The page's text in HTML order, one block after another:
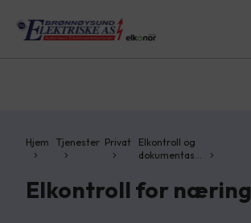
Hjem Tjenester Privat
Elkontroll og
dokumentas…
Elkontroll for næring